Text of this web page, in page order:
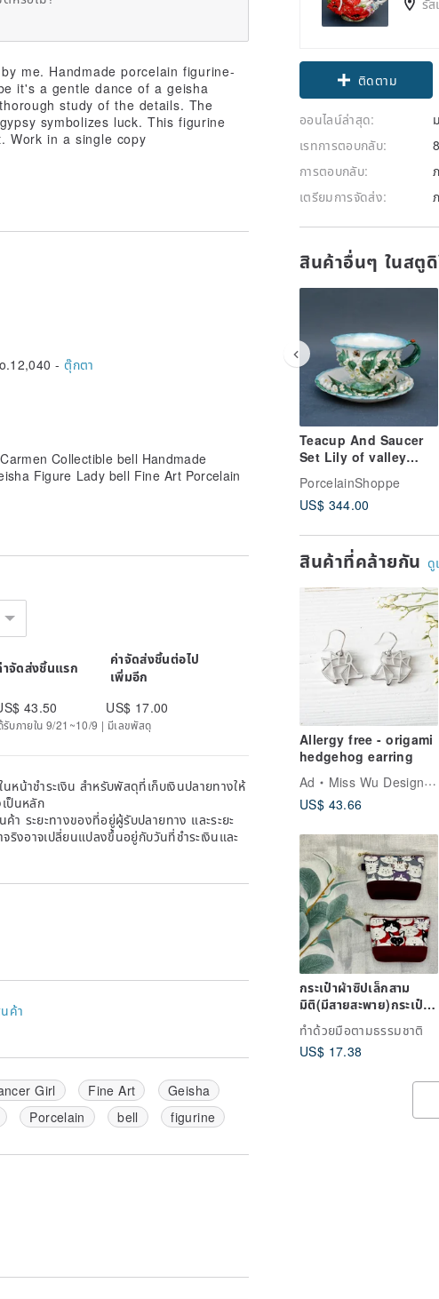
ติดตาม
ออนไลน์ล่าสุด:
เรทการตอบกลับ:
การตอบกลับ:
เตรียมการจัดส่ง:
สินค้าอื่นๆ ในสตูดิ
Teacup And Saucer
Set Lily of valley
flowers ladybug bee
Botanical art
PorcelainShoppe
US$ 344.00
สินค้าที่คล้ายกัน ดู
Allergy free - origami
hedgehog earring
Ad
Miss Wu Design | เครื่องประดับ 3D สั่งทำพิเศษ
US$ 43.66
กระเป๋าผ้าซิปเล็กสาม
มิติ(มีสายสะพาย)กระเป๋า
เก็บเหรียญ
ทำด้วยมือตามธรรมชาติ
US$ 17.38
me. Handmade porcelain figurine-
it's a gentle dance of a geisha
study of the details. The
symbolizes luck. This figurine
Work in a single copy
- ตุ๊กตา
Collectible bell Handmade
Figure Lady bell Fine Art Porcelain
าจัดส่งชิ้นแรก
ค่าจัดส่งชิ้นต่อไป
เพิ่มอีก
43.50 US$ 17.00
รับภายใน 9/21~10/9 | มีเลขพัสดุ
หน้าชำระเงิน สำหรับพัสดุที่เก็บเงินปลายทางให้
ป็นหลัก
า ระยะทางของที่อยู่ผู้รับปลายทาง และระยะ
ริงอาจเปลี่ยนแปลงขึ้นอยู่กับวันที่ชำระเงินและ
ค้า
Girl Fine Art
Geisha
Porcelain bell figurine